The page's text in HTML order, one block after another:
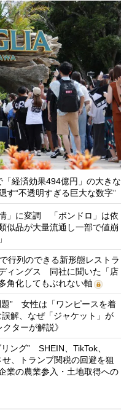
経済効果494億円」の大きな
“不透明すぎる巨大な数字”
」に変調 「ボンドロ」は依
似品が大量流通し一部で値崩
行列のできる新形態レストラ
ィングス 同社に聞いた「店
角化してもぶれない軸
題” 女性は「ワンピースを着
解、なぜ「ジャケット」が
ターが解説》
ング” SHEIN、TikTok、
、トランプ関税の回避を狙
業の農業参入・土地取得への